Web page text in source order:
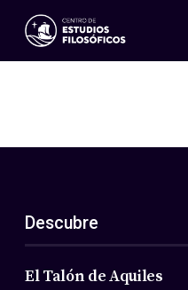
Eventos
ES
EN
Acerca de nosotros
Miembros
Descubre
El Talón de Aquiles